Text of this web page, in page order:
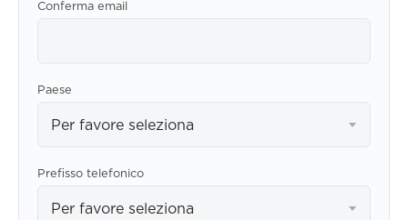
Conferma email
Paese
Per favore seleziona
Prefisso telefonico
Per favore seleziona